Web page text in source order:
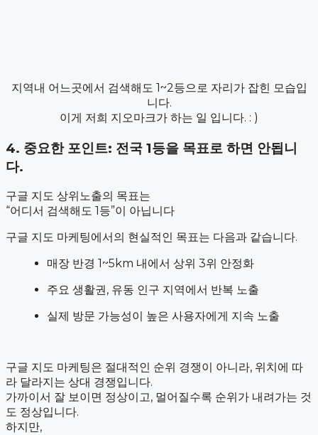
지역내 어느곳에서 검색해도 1~2등으로 자리가 잡힌 모습입
니다.
이게 저희 지오마크가 하는 일 입니다. : )
4. 중요한 포인트: 전국 1등을 목표로 하면 안됩니
다.
구글 지도 상위노출의 목표는
“어디서 검색해도 1등”이 아닙니다
구글 지도 마케팅에서의 현실적인 목표는 다음과 같습니다.
매장 반경 1~5km 내에서 상위 3위 안정화
주요 생활권, 유동 인구 지역에서 반복 노출
실제 방문 가능성이 높은 사용자에게 지속 노출
구글 지도 마케팅은 절대적인 순위 경쟁이 아니라, 위치에 따
라 달라지는 상대 경쟁입니다.
가까이서 잘 보이면 정상이고, 멀어질수록 순위가 내려가는 것
도 정상입니다.
하지만,